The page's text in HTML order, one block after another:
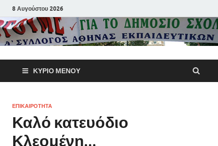
8 Αυγούστου 2026
Α΄
Αθηνών
ΚΎΡΙΟ ΜΕΝΟΎ
ΕΠΙΚΑΙΡΟΤΗΤΑ
Καλό κατευόδιο
Κλεομένη…